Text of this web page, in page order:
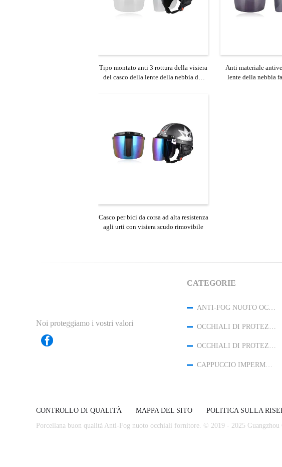
Tipo montato anti 3 rottura della visiera
del casco della lente della nebbia del
Anti materiale
lente della nebbia
Casco per bici da corsa ad alta resistenza
agli urti con visiera scudo rimovibile
Noi proteggiamo i vostri valori
CATEGORIE
ANTI-FOG NUOTO OCCHIALI
OCCHIALI DI PROTEZIONE DEGLI OCCHIALI DI PROTEZIONE
OCCHIALI DI PROTEZIONE DELLO SCI DELLA NEVE
CAPPUCCIO IMPERMEABILE DI NUOTATA
CONTROLLO DI QUALITÀ MAPPA DEL SITO POLITICA SULLA
Porcellana buon qualità Anti-Fog nuoto occhiali fornitore. © 2019 - 2025